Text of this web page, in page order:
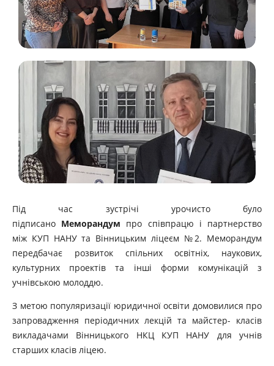
Під час зустрічі урочисто було
підписано Меморандум про співпрацю і партнерство
між КУП НАНУ та Вінницьким ліцеєм №2. Меморандум
передбачає розвиток спільних освітніх, наукових,
культурних проектів та інші форми комунікацій з
учнівською молоддю.
З метою популяризації юридичної освіти домовилися про
запровадження періодичних лекцій та майстер- класів
викладачами Вінницького НКЦ КУП НАНУ для учнів
старших класів ліцею.